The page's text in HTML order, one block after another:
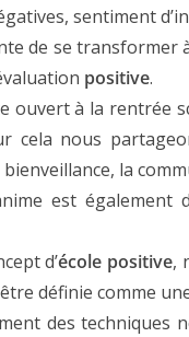
sentiment
de se
positive.
ouvert à la rentrée
cela nous
bienveillance, la
est
d’école positive,
définie comme
des techniques